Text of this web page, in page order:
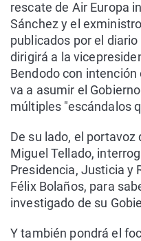
rescate de Air Europa
Sánchez y el
publicados por el
dirigirá a la
Bendodo con
va a asumir el
múltiples "escándalos
De su lado, el portavoz
Miguel Tellado,
Presidencia, Justicia y
Félix Bolaños, para
investigado de su
Y también pondrá el